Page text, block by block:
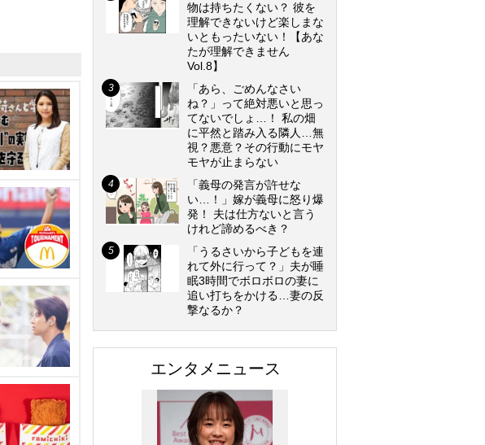
物は持ちたくない？ 彼を
理解できないけど楽しまな
いともったいない！【あな
たが理解できません
Vol.8】
「あら、ごめんなさい
ね？」って絶対悪いと思っ
てないでしょ…！ 私の畑
に平然と踏み入る隣人…無
視？悪意？その行動にモヤ
モヤが止まらない
「義母の発言が許せな
い…！」嫁が義母に怒り爆
発！ 夫は仕方ないと言う
けれど諦めるべき？
「うるさいから子どもを連
れて外に行って？」夫が睡
眠3時間でボロボロの妻に
追い打ちをかける…妻の反
撃なるか？
エンタメニュース